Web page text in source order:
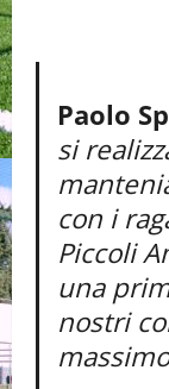
Paolo
si
con i
Piccoli
una
nostri